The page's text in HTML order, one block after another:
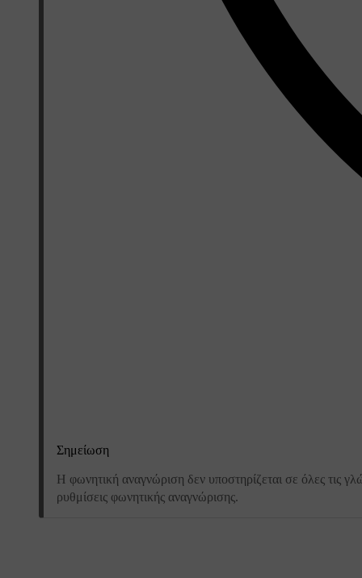
Σημείωση
Η φωνητική αναγνώριση δεν υποστηρίζεται σε όλες τις
ρυθμίσεις φωνητικής αναγνώρισης.